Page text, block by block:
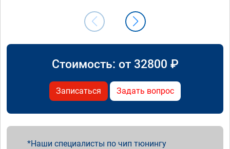
Стоимость: от 32800 ₽
Записаться Задать вопрос
Наши специалисты по чип тюнингу